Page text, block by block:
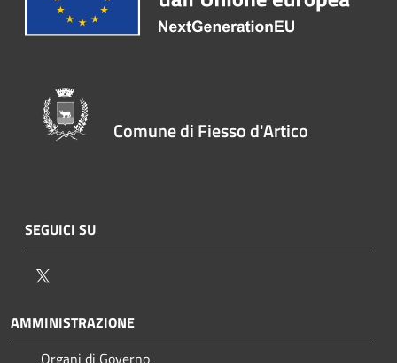
Comune di Fiesso d'Artico
SEGUICI SU
AMMINISTRAZIONE
Organi di Governo